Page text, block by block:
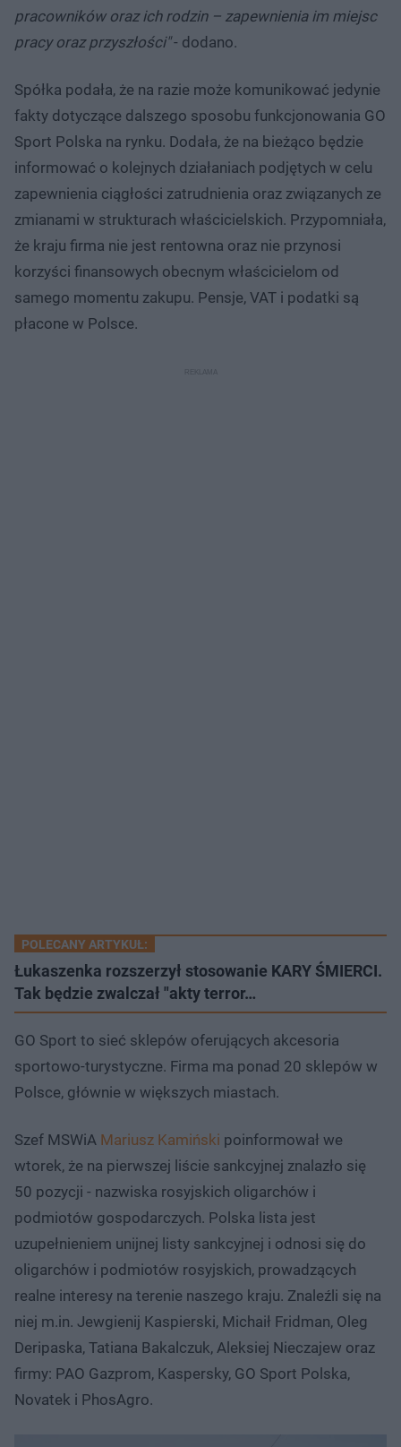
pracowników oraz ich rodzin – zapewnienia im miejsc
pracy oraz przyszłości"- dodano.
Spółka podała, że na razie może komunikować jedynie
fakty dotyczące dalszego sposobu funkcjonowania GO
Sport Polska na rynku. Dodała, że na bieżąco będzie
informować o kolejnych działaniach podjętych w celu
zapewnienia ciągłości zatrudnienia oraz związanych ze
zmianami w strukturach właścicielskich. Przypomniała,
że kraju firma nie jest rentowna oraz nie przynosi
korzyści finansowych obecnym właścicielom od
samego momentu zakupu. Pensje, VAT i podatki są
płacone w Polsce.
POLECANY ARTYKUŁ:
Łukaszenka rozszerzył stosowanie KARY ŚMIERCI.
Tak będzie zwalczał "akty terror…
GO Sport to sieć sklepów oferujących akcesoria
sportowo-turystyczne. Firma ma ponad 20 sklepów w
Polsce, głównie w większych miastach.
Szef MSWiA Mariusz Kamiński poinformował we
wtorek, że na pierwszej liście sankcyjnej znalazło się
50 pozycji - nazwiska rosyjskich oligarchów i
podmiotów gospodarczych. Polska lista jest
uzupełnieniem unijnej listy sankcyjnej i odnosi się do
oligarchów i podmiotów rosyjskich, prowadzących
realne interesy na terenie naszego kraju. Znaleźli się na
niej m.in. Jewgienij Kaspierski, Michaił Fridman, Oleg
Deripaska, Tatiana Bakalczuk, Aleksiej Nieczajew oraz
firmy: PAO Gazprom, Kaspersky, GO Sport Polska,
Novatek i PhosAgro.